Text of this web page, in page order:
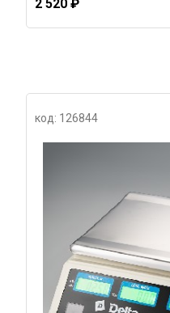
2 520 ₽
код: 126844